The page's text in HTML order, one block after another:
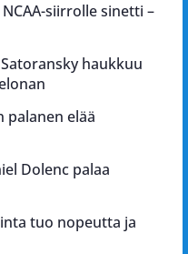
siirrolle sinetti –
haukkuu
palanen elää
Dolenc palaa
tuo nopeutta ja